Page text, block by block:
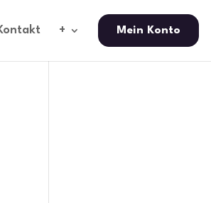
+ Mein Konto